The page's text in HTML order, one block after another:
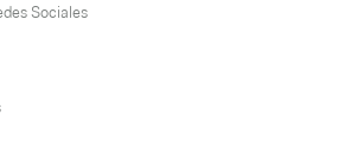
Sociales